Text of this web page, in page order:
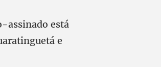
assinado está
e